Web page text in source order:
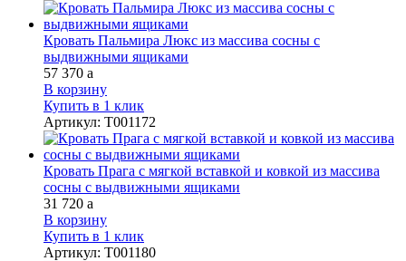
Кровать Пальмира Люкс из массива сосны с
выдвижными ящиками
57 370 a
В корзину
Купить в 1 клик
Артикул: Т001172
Кровать Прага с мягкой вставкой и ковкой из массива
сосны с выдвижными ящиками
31 720 a
В корзину
Купить в 1 клик
Артикул: Т001180